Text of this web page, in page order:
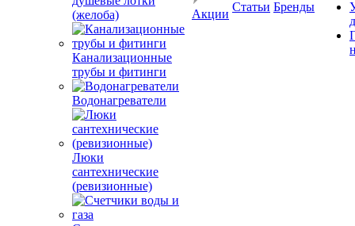
(желоба)
Канализационные
трубы и фитинги
Водонагреватели
Люки
сантехнические
(ревизионные)
Акции
Статьи Бренды